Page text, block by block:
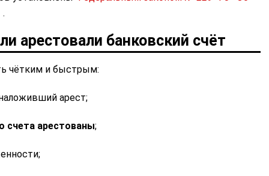
.
арестовали банковский счёт
чётким и быстрым:
арест;
счета арестованы;